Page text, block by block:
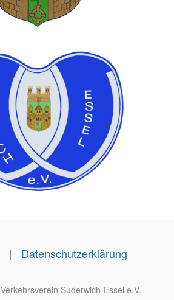
| Datenschutzerklärung
Suderwich-Essel e.V.